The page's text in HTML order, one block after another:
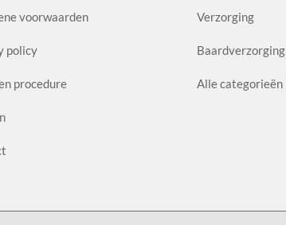
voorwaarden
policy
procedure
Verzorging
Baardverzorging
Alle categorieën